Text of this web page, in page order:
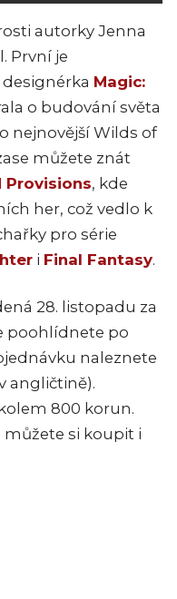
autorky Jenna
První je
Magic:
o budování světa
nejnovější Wilds of
můžete znát
Provisions, kde
her, což vedlo k
pro série
i Final Fantasy.
28. listopadu za
poohlídnete po
naleznete
angličtině).
800 korun.
si koupit i